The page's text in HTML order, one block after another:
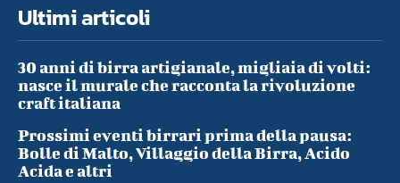
Ultimi articoli
30 anni di birra artigianale, migliaia di volti:
nasce il murale che racconta la rivoluzione
craft italiana
Prossimi eventi birrari prima della pausa:
Bolle di Malto, Villaggio della Birra, Acido
Acida e altri